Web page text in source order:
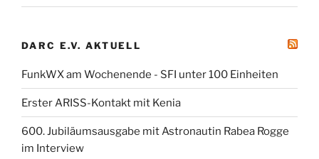
DARC E.V. AKTUELL
FunkWX am Wochenende - SFI unter 100 Einheiten
Erster ARISS-Kontakt mit Kenia
600. Jubiläumsausgabe mit Astronautin Rabea Rogge
im Interview